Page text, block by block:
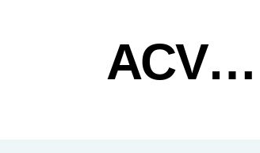
ACV…